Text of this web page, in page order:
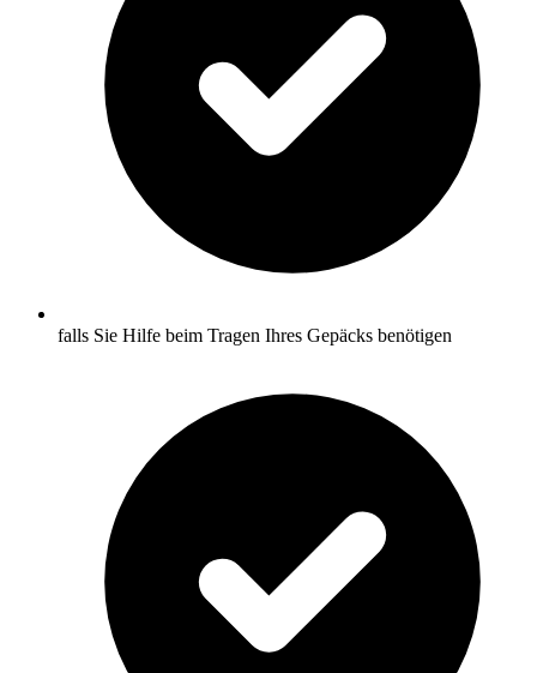
falls Sie Hilfe beim Tragen Ihres Gepäcks benötigen